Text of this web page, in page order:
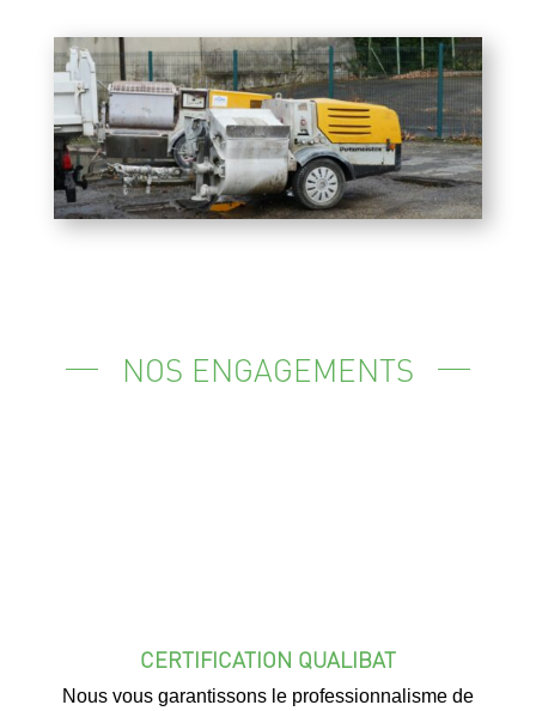
NOS ENGAGEMENTS
CERTIFICATION QUALIBAT
Nous vous garantissons le professionnalisme de